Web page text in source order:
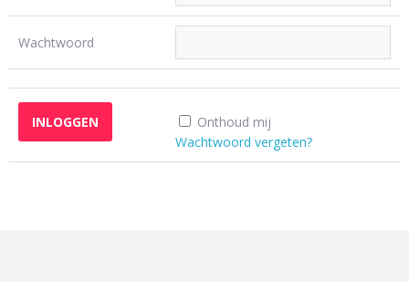
Wachtwoord
Onthoud mij
Wachtwoord vergeten?